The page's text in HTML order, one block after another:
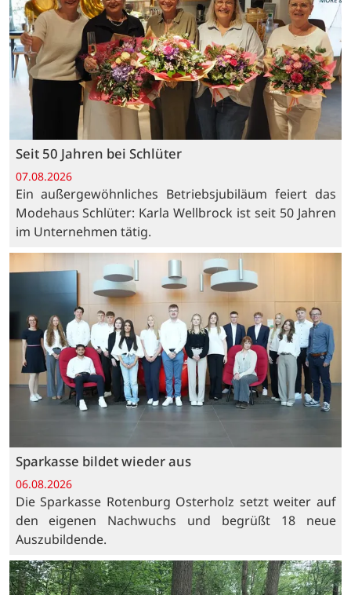
Seit 50 Jahren bei Schlüter
07.08.2026
Ein außergewöhnliches Betriebsjubiläum feiert das
Modehaus Schlüter: Karla Wellbrock ist seit 50 Jahren
im Unternehmen tätig.
Sparkasse bildet wieder aus
06.08.2026
Die Sparkasse Rotenburg Osterholz setzt weiter auf
den eigenen Nachwuchs und begrüßt 18 neue
Auszubildende.